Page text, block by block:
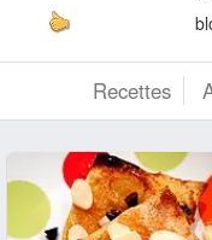
Recettes